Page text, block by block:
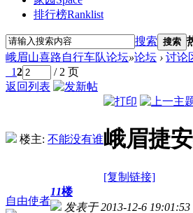
排行榜Ranklist
搜索 搜索
峨眉山喜路自行车队论坛»论坛 › 讨论
12
/ 2 页
返回列表
楼主: 不能没有谁峨眉捷
[复制链接]
自由使者
11楼
发表于 2013-12-6 19:01:53